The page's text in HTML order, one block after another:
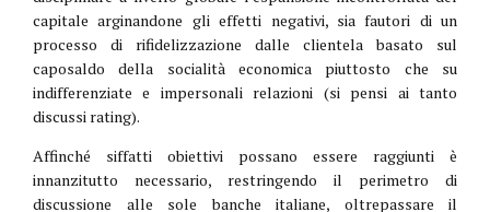
capitale arginandone gli effetti negativi, sia fautori di un
processo di rifidelizzazione dalle clientela basato sul
caposaldo della socialità economica piuttosto che su
indifferenziate e impersonali relazioni (si pensi ai tanto
discussi rating).
Affinché siffatti obiettivi possano essere raggiunti è
innanzitutto necessario, restringendo il perimetro di
discussione alle sole banche italiane, oltrepassare il